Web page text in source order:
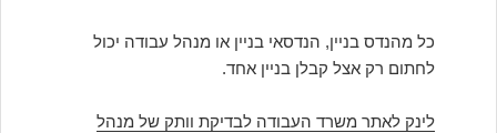
כל מהנדס בניין, הנדסאי בניין או מנהל עבודה יכול
לחתום רק אצל קבלן בניין אחד.
לינק לאתר משרד העבודה לבדיקת וותק של מנהל